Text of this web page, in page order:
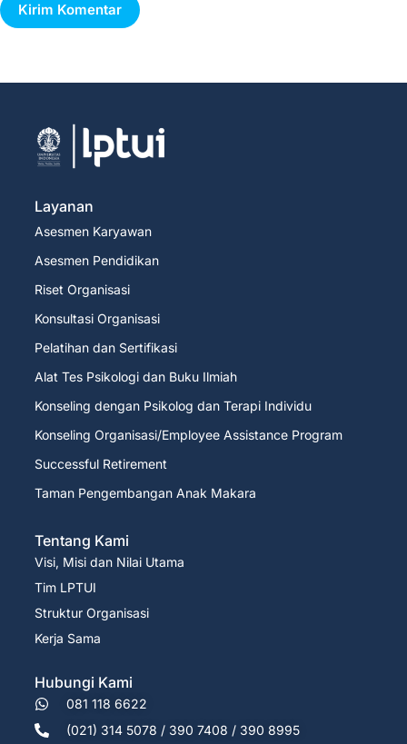
Kirim Komentar
Layanan
Asesmen Karyawan
Asesmen Pendidikan
Riset Organisasi
Konsultasi Organisasi
Pelatihan dan Sertifikasi
Alat Tes Psikologi dan Buku Ilmiah
Konseling dengan Psikolog dan Terapi Individu
Konseling Organisasi/Employee Assistance Program
Successful Retirement
Taman Pengembangan Anak Makara
Tentang Kami
Visi, Misi dan Nilai Utama
Tim LPTUI
Struktur Organisasi
Kerja Sama
Hubungi Kami
081 118 6622
(021) 314 5078 / 390 7408 / 390 8995